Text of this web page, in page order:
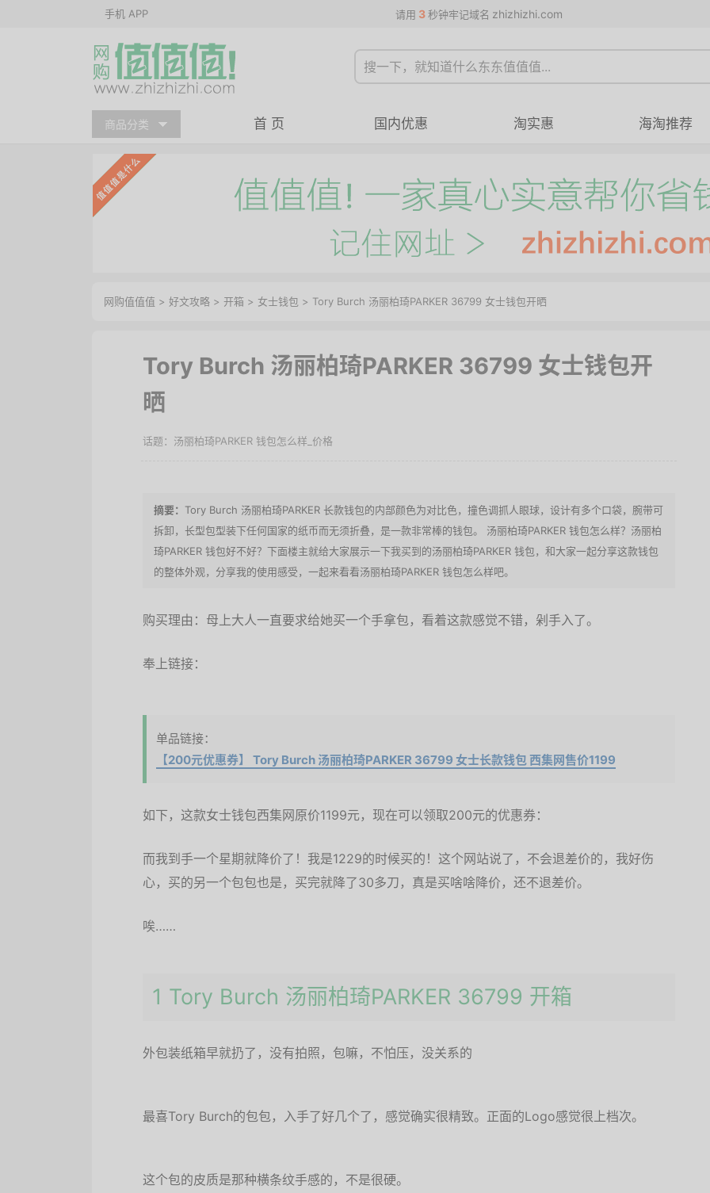
手机 APP 请用 3 秒钟牢记域名 zhizhizhi.com
商品分类 首 页 国内优惠 淘实惠 海淘推荐
网购值值值 > 好文攻略 > 开箱 > 女士钱包 > Tory Burch 汤丽柏琦PARKER 36799 女士钱包开晒
Tory Burch 汤丽柏琦PARKER 36799 女士钱包开
晒
汤丽柏琦PARKER 钱包怎么样_价格
Tory Burch 汤丽柏琦PARKER 长款钱包的内部颜色为对比色，撞色调抓人眼球，设计有多个口袋，腕带可
拆卸，长型包型装下任何国家的纸币而无须折叠，是一款非常棒的钱包。 汤丽柏琦PARKER 钱包怎么样？汤丽柏
琦PARKER 钱包好不好？下面楼主就给大家展示一下我买到的汤丽柏琦PARKER 钱包，和大家一起分享这款钱包
的整体外观，分享我的使用感受，一起来看看汤丽柏琦PARKER 钱包怎么样吧。
购买理由：母上大人一直要求给她买一个手拿包，看着这款感觉不错，剁手入了。
奉上链接：
单品链接：
【200元优惠券】 Tory Burch 汤丽柏琦PARKER 36799 女士长款钱包 西集网售价1199
如下，这款女士钱包西集网原价1199元，现在可以领取200元的优惠券：
而我到手一个星期就降价了！我是1229的时候买的！这个网站说了，不会退差价的，我好伤
心，买的另一个包包也是，买完就降了30多刀，真是买啥啥降价，还不退差价。
唉……
1 Tory Burch 汤丽柏琦PARKER 36799 开箱
外包装纸箱早就扔了，没有拍照，包嘛，不怕压，没关系的
最喜Tory Burch的包包，入手了好几个了，感觉确实很精致。正面的Logo感觉很上档次。
这个包的皮质是那种横条纹手感的，不是很硬。